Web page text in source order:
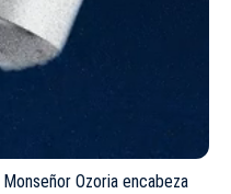
Monseñor Ozoria encabeza